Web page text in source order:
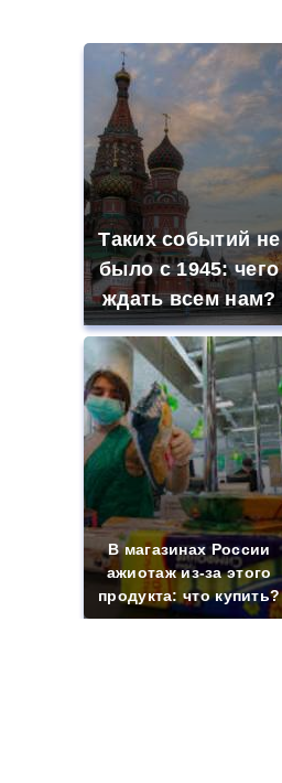
Таких событий не
было с 1945: чего
ждать всем нам?
В магазинах России
ажиотаж из-за этого
продукта: что купить?